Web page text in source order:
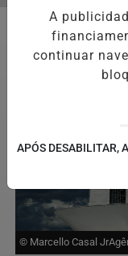
EM ALTA
Política
© Marcello Casal
A
continuar
APÓS DESABILITAR,